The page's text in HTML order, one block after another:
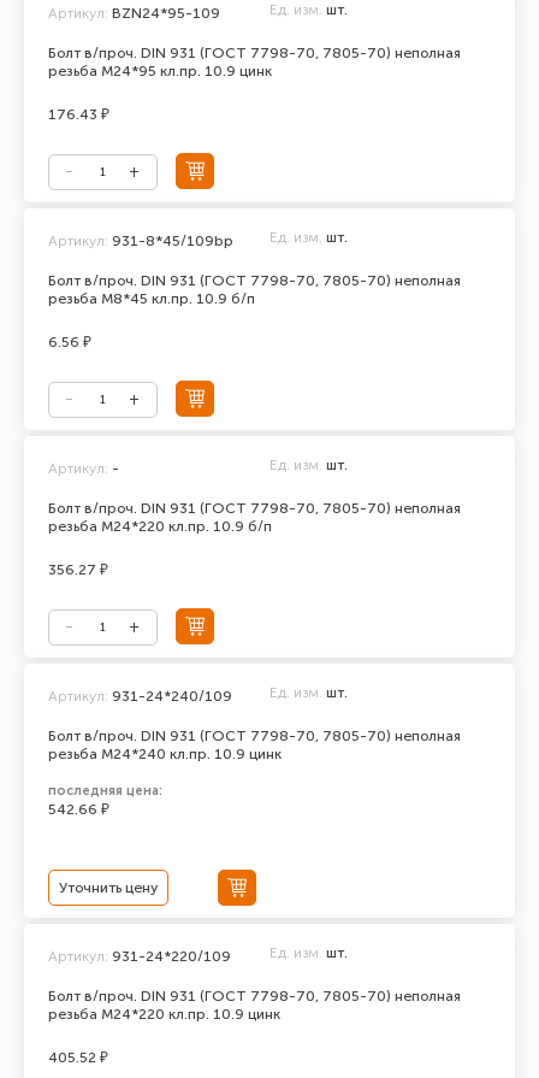
Болт в/проч. DIN 931 (ГОСТ 7798-70, 7805-70) неполная
резьба М24*95 кл.пр. 10.9 цинк
Артикул: BZN24*95-109 Ед. изм. шт.
176.43 ₽
Болт в/проч. DIN 931 (ГОСТ 7798-70, 7805-70) неполная
резьба М8*45 кл.пр. 10.9 б/п
Артикул: 931-8*45/109bp Ед. изм. шт.
6.56 ₽
Болт в/проч. DIN 931 (ГОСТ 7798-70, 7805-70) неполная
резьба М24*220 кл.пр. 10.9 б/п
Артикул: - Ед. изм. шт.
356.27 ₽
Болт в/проч. DIN 931 (ГОСТ 7798-70, 7805-70) неполная
резьба М24*240 кл.пр. 10.9 цинк
Артикул: 931-24*240/109 Ед. изм. шт.
последняя цена:
542.66 ₽
Уточнить цену
Болт в/проч. DIN 931 (ГОСТ 7798-70, 7805-70) неполная
резьба М24*220 кл.пр. 10.9 цинк
Артикул: 931-24*220/109 Ед. изм. шт.
405.52 ₽